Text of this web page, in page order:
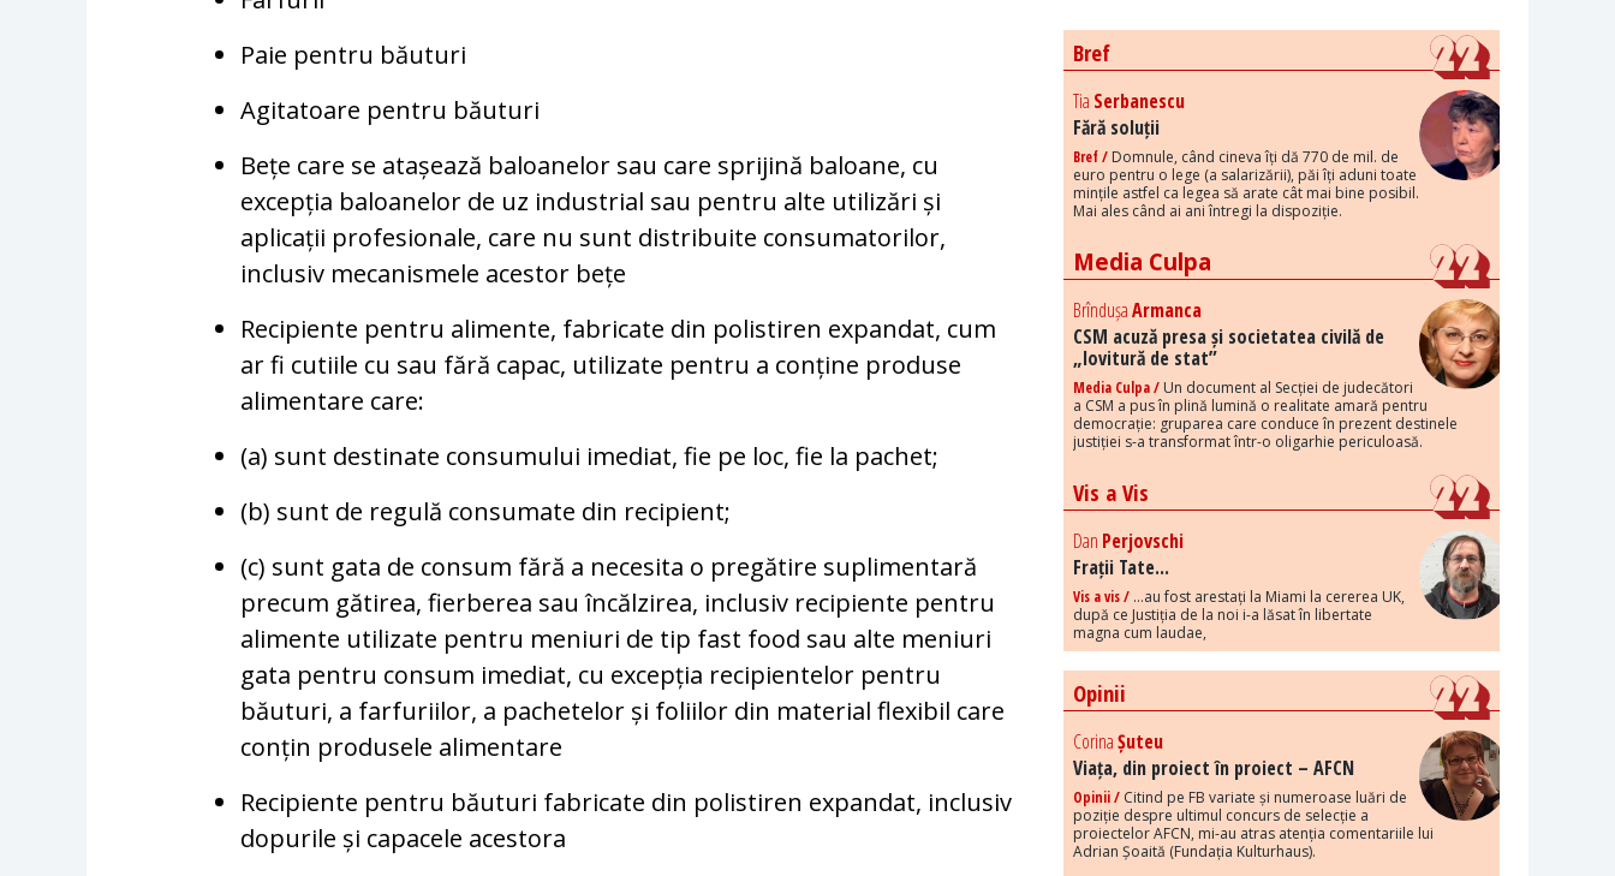
Paie pentru băuturi
Agitatoare pentru băuturi
Bețe care se atașează baloanelor sau care sprijină baloane, cu
excepția baloanelor de uz industrial sau pentru alte utilizări și
aplicații profesionale, care nu sunt distribuite consumatorilor,
inclusiv mecanismele acestor bețe
Recipiente pentru alimente, fabricate din polistiren expandat, cum
ar fi cutiile cu sau fără capac, utilizate pentru a conține produse
alimentare care:
(a) sunt destinate consumului imediat, fie pe loc, fie la pachet;
(b) sunt de regulă consumate din recipient;
(c) sunt gata de consum fără a necesita o pregătire suplimentară
precum gătirea, fierberea sau încălzirea, inclusiv recipiente pentru
alimente utilizate pentru meniuri de tip fast food sau alte meniuri
gata pentru consum imediat, cu excepția recipientelor pentru
băuturi, a farfuriilor, a pachetelor și foliilor din material flexibil care
conțin produsele alimentare
Recipiente pentru băuturi fabricate din polistiren expandat, inclusiv
dopurile și capacele acestora
Bref
Tia Serbanescu
Fără soluții
Bref / Domnule, când cineva îți dă 770 de mil. de
euro pentru o lege (a salarizării), păi îți aduni toate
mințile astfel ca legea să arate cât mai bine posibil.
Mai ales când ai ani întregi la dispoziție.
Media Culpa
BrîndușaArmanca
CSM acuză presa și societatea civilă de
„lovitură de stat”
Media Culpa / Un document al Secției de judecători
a CSM a pus în plină lumină o realitate amară pentru
democrație: gruparea care conduce în prezent destinele
justiției s-a transformat într-o oligarhie periculoasă.
Vis a Vis
Dan Perjovschi
Frații Tate...
Vis a vis / ...au fost arestați la Miami la cererea UK,
după ce Justiția de la noi i-a lăsat în libertate
magna cum laudae,
Opinii
CorinaȘuteu
Viața, din proiect în proiect – AFCN
Opinii / Citind pe FB variate și numeroase luări de
poziție despre ultimul concurs de selecție a
proiectelor AFCN, mi-au atras atenția comentariile lui
Adrian Șoaită (Fundația Kulturhaus).